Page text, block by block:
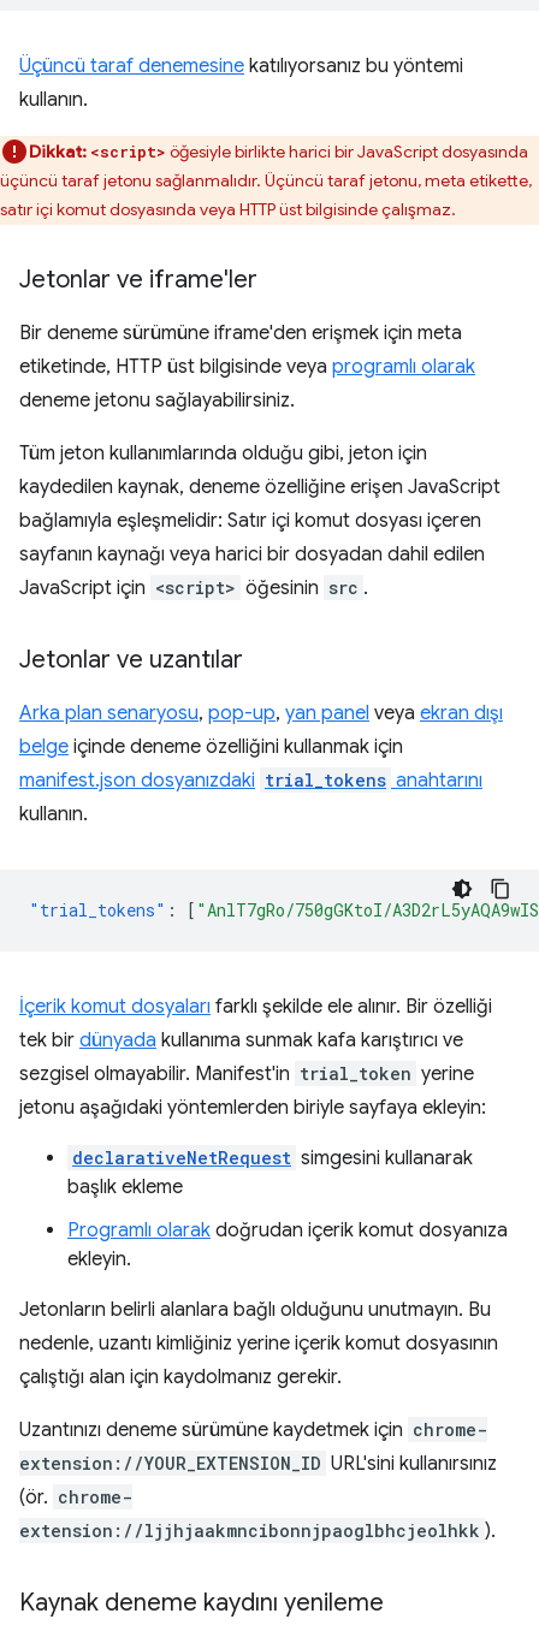
Üçüncü taraf denemesine katılıyorsanız bu yöntemi
kullanın.
Dikkat: <script> öğesiyle birlikte harici bir JavaScript dosyasında
üçüncü taraf jetonu sağlanmalıdır. Üçüncü taraf jetonu, meta etikette,
satır içi komut dosyasında veya HTTP üst bilgisinde çalışmaz.
Jetonlar ve iframe'ler
Bir deneme sürümüne iframe'den erişmek için meta
etiketinde, HTTP üst bilgisinde veya programlı olarak
deneme jetonu sağlayabilirsiniz.
Tüm jeton kullanımlarında olduğu gibi, jeton için
kaydedilen kaynak, deneme özelliğine erişen JavaScript
bağlamıyla eşleşmelidir: Satır içi komut dosyası içeren
sayfanın kaynağı veya harici bir dosyadan dahil edilen
JavaScript için <script> öğesinin src .
Jetonlar ve uzantılar
Arka plan senaryosu, pop-up, yan panel veya ekran dışı
belge içinde deneme özelliğini kullanmak için
manifest.json dosyanızdaki trial_tokens anahtarını
kullanın.
"trial_tokens" : [ "AnlT7gRo/750gGKtoI/
İçerik komut dosyaları farklı şekilde ele alınır. Bir özelliği
tek bir dünyada kullanıma sunmak kafa karıştırıcı ve
sezgisel olmayabilir. Manifest'in trial_token yerine
jetonu aşağıdaki yöntemlerden biriyle sayfaya ekleyin:
declarativeNetRequest simgesini kullanarak
başlık ekleme
Programlı olarak doğrudan içerik komut dosyanıza
ekleyin.
Jetonların belirli alanlara bağlı olduğunu unutmayın. Bu
nedenle, uzantı kimliğiniz yerine içerik komut dosyasının
çalıştığı alan için kaydolmanız gerekir.
Uzantınızı deneme sürümüne kaydetmek için chrome-
extension://YOUR_EXTENSION_ID URL'sini kullanırsınız
(ör. chrome-
extension://ljjhjaakmncibonnjpaoglbhcjeolhkk ).
Kaynak deneme kaydını yenileme